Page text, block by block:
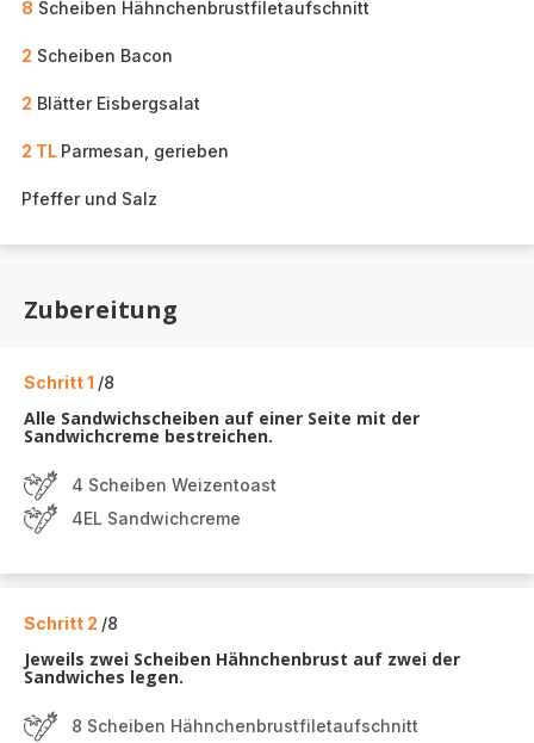
8 Scheiben Hähnchenbrustfiletaufschnitt
2 Scheiben Bacon
2 Blätter Eisbergsalat
2 TL Parmesan, gerieben
Pfeffer und Salz
Zubereitung
Schritt 1 /8
Alle Sandwichscheiben auf einer Seite mit der
Sandwichcreme bestreichen.
4 Scheiben Weizentoast
4EL Sandwichcreme
Schritt 2 /8
Jeweils zwei Scheiben Hähnchenbrust auf zwei der
Sandwiches legen.
8 Scheiben Hähnchenbrustfiletaufschnitt